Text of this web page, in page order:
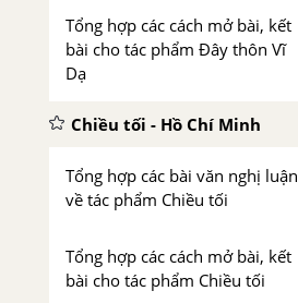
Tổng hợp các cách mở bài, kết
bài cho tác phẩm Đây thôn Vĩ
Dạ
Chiều tối - Hồ Chí Minh
Tổng hợp các bài văn nghị luận
về tác phẩm Chiều tối
Tổng hợp các cách mở bài, kết
bài cho tác phẩm Chiều tối